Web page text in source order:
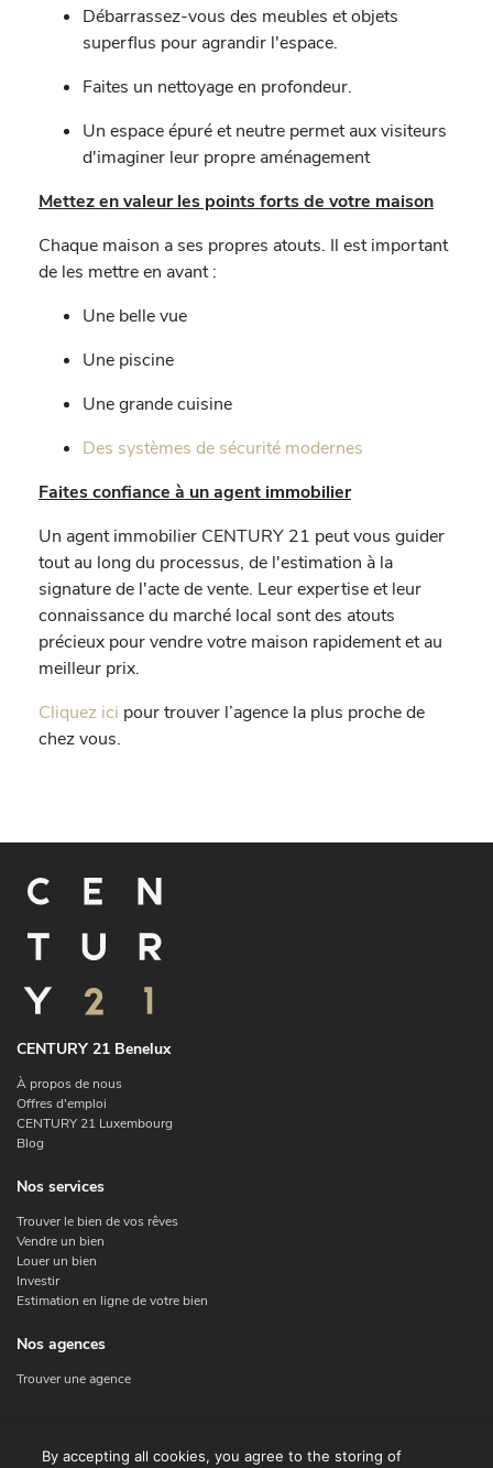
Débarrassez-vous des meubles et objets
superflus pour agrandir l'espace.
Faites un nettoyage en profondeur.
Un espace épuré et neutre permet aux visiteurs
d'imaginer leur propre aménagement
Mettez en valeur les points forts de votre maison
Chaque maison a ses propres atouts. Il est important
de les mettre en avant :
Une belle vue
Une piscine
Une grande cuisine
Des systèmes de sécurité modernes
Faites confiance à un agent immobilier
Un agent immobilier CENTURY 21 peut vous guider
tout au long du processus, de l'estimation à la
signature de l'acte de vente. Leur expertise et leur
connaissance du marché local sont des atouts
précieux pour vendre votre maison rapidement et au
meilleur prix.
Cliquez ici pour trouver l’agence la plus proche de
chez vous.
CENTURY 21 Benelux
À propos de nous
Offres d'emploi
CENTURY 21 Luxembourg
Blog
Nos services
Trouver le bien de vos rêves
Vendre un bien
Louer un bien
Investir
Estimation en ligne de votre bien
Nos agences
Trouver une agence
By accepting all cookies, you agree to the storing of